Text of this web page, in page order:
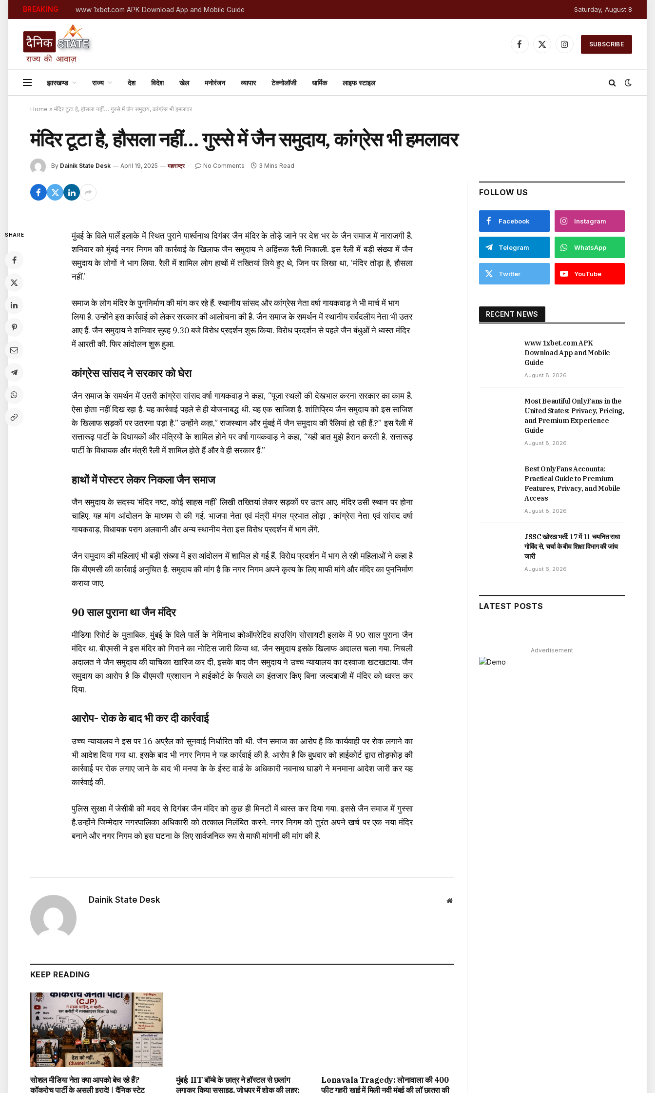
BREAKING www 1xbet.com APK Download App and Mobile Guide Saturday, August 8
Facebook
X
Instagram
SUBSCRIBE
झारखण्ड राज्य देश विदेश खेल मनोरंजन व्यापार टेक्नोलॉजी धार्मिक लाइफ स्टाइल
Home » मंदिर टूटा है, हौसला नहीं… गुस्से में जैन समुदाय, कांग्रेस भी हमलावर
मंदिर टूटा है, हौसला नहीं… गुस्से में जैन समुदाय, कांग्रेस भी हमलावर
By Dainik State Desk April 19, 2025 महाराष्ट्र No Comments 3 Mins Read
SHARE
मुंबई के विले पार्ले इलाके में स्थित पुराने पार्श्वनाथ दिगंबर जैन मंदिर के तोड़े जाने पर देश भर के जैन समाज में नाराजगी है.
शनिवार को मुंबई नगर निगम की कार्रवाई के खिलाफ जैन समुदाय ने अहिंसक रैली निकाली. इस रैली में बड़ी संख्या में जैन
समुदाय के लोगों ने भाग लिया. रैली में शामिल लोग हाथों में तख्तियां लिये हुए थे, जिन पर लिखा था, ‘मंदिर तोड़ा है, हौसला
नहीं.’
समाज के लोग मंदिर के पुननिर्माण की मांग कर रहे हैं. स्थानीय सांसद और कांग्रेस नेता वर्षा गायकवाड़ ने भी मार्च में भाग
लिया है. उन्होंने इस कार्रवाई को लेकर सरकार की आलोचना की है. जैन समाज के समर्थन में स्थानीय सर्वदलीय नेता भी उतर
आए हैं. जैन समुदाय ने शनिवार सुबह 9.30 बजे विरोध प्रदर्शन शुरू किया. विरोध प्रदर्शन से पहले जैन बंधुओं ने ध्वस्त मंदिर
में आरती की. फिर आंदोलन शुरू हुआ.
कांग्रेस सांसद ने सरकार को घेरा
जैन समाज के समर्थन में उतरी कांग्रेस सांसद वर्षा गायकवाड़ ने कहा, “पूजा स्थलों की देखभाल करना सरकार का काम है.
ऐसा होता नहीं दिख रहा है. यह कार्रवाई पहले से ही योजनाबद्ध थी. यह एक साजिश है. शांतिप्रिय जैन समुदाय को इस साजिश
के खिलाफ सड़कों पर उतरना पड़ा है.” उन्होंने कहा,” राजस्थान और मुंबई में जैन समुदाय की रैलियां हो रही हैं.?” इस रैली में
सत्तारूढ़ पार्टी के विधायकों और मंत्रियों के शामिल होने पर वर्षा गायकवाड़ ने कहा, “यही बात मुझे हैरान करती है. सत्तारूढ़
पार्टी के विधायक और मंत्री रैली में शामिल होते हैं और वे ही सरकार हैं.”
हाथों में पोस्टर लेकर निकला जैन समाज
जैन समुदाय के सदस्य ‘मंदिर नष्ट, कोई साहस नहीं’ लिखी तख्तियां लेकर सड़कों पर उतर आए. मंदिर उसी स्थान पर होना
चाहिए, यह मांग आंदोलन के माध्यम से की गई. भाजपा नेता एवं मंत्री मंगल प्रभात लोढ़ा , कांग्रेस नेता एवं सांसद वर्षा
गायकवाड़, विधायक पराग अलवानी और अन्य स्थानीय नेता इस विरोध प्रदर्शन में भाग लेंगे.
जैन समुदाय की महिलाएं भी बड़ी संख्या में इस आंदोलन में शामिल हो गई हैं. विरोध प्रदर्शन में भाग ले रही महिलाओं ने कहा है
कि बीएमसी की कार्रवाई अनुचित है. समुदाय की मांग है कि नगर निगम अपने कृत्य के लिए माफी मांगे और मंदिर का पुननिर्माण
कराया जाए.
90 साल पुराना था जैन मंदिर
मीडिया रिपोर्ट के मुताबिक, मुंबई के विले पार्ले के नेमिनाथ कोऑपरेटिव हाउसिंग सोसायटी इलाके में 90 साल पुराना जैन
मंदिर था. बीएमसी ने इस मंदिर को गिराने का नोटिस जारी किया था. जैन समुदाय इसके खिलाफ अदालत चला गया. निचली
अदालत ने जैन समुदाय की याचिका खारिज कर दी, इसके बाद जैन समुदाय ने उच्च न्यायालय का दरवाजा खटखटाया. जैन
समुदाय का आरोप है कि बीएमसी प्रशासन ने हाईकोर्ट के फैसले का इंतजार किए बिना जल्दबाजी में मंदिर को ध्वस्त कर
दिया.
आरोप- रोक के बाद भी कर दी कार्रवाई
उच्च न्यायालय ने इस पर 16 अप्रैल को सुनवाई निर्धारित की थी. जैन समाज का आरोप है कि कार्यवाही पर रोक लगाने का
भी आदेश दिया गया था. इसके बाद भी नगर निगम ने यह कार्रवाई की है. आरोप है कि बुधवार को हाईकोर्ट द्वारा तोड़फोड़ की
कार्रवाई पर रोक लगाए जाने के बाद भी मनपा के के ईस्ट वार्ड के अधिकारी नवनाथ घाडगे ने मनमाना आदेश जारी कर यह
कार्रवाई की.
पुलिस सुरक्षा में जेसीबी की मदद से दिगंबर जैन मंदिर को कुछ ही मिनटों में ध्वस्त कर दिया गया. इससे जैन समाज में गुस्सा
है.उन्होंने जिम्मेदार नगरपालिका अधिकारी को तत्काल निलंबित करने. नगर निगम को तुरंत अपने खर्च पर एक नया मंदिर
बनाने और नगर निगम को इस घटना के लिए सार्वजनिक रूप से माफी मांगनी की मांग की है.
Dainik State Desk Website
KEEP READING
सोशल मीडिया नेता क्या आपको बेच रहे हैं?
कॉकरोच पार्टी के असली इरादे! | दैनिक स्टेट
मुंबई: IIT बॉम्बे के छात्र ने हॉस्टल से छलांग
लगाकर किया सुसाइड, जोधपुर में शोक की लहर;
Lonavala Tragedy: लोनावाला की 400
फीट गहरी खाई में मिली नवी मुंबई की लॉ छात्रा की
FOLLOW US
Facebook Instagram
Telegram WhatsApp
Twitter YouTube
RECENT NEWS
www 1xbet.com APK
Download App and Mobile
Guide
August 8, 2026
Most Beautiful OnlyFans in the
United States: Privacy, Pricing,
and Premium Experience
Guide
August 8, 2026
Best OnlyFans Accounta:
Practical Guide to Premium
Features, Privacy, and Mobile
Access
August 8, 2026
JSSC खोरठा भर्ती: 17 में 11 चयनित राधा
गोविंद से, चर्चा के बीच शिक्षा विभाग की जांच
जारी
August 6, 2026
LATEST POSTS
Advertisement